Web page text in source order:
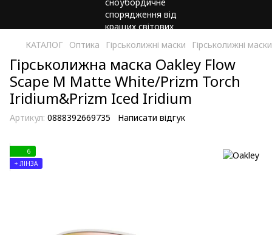
КАТАЛОГ Оптика Гірськолижні маски Гірськолижні
Гірськолижна маска Oakley Flow
Scape M Matte White/Prizm Torch
Iridium&Prizm Iced Iridium
Артикул: 0888392669735 Написати відгук
6
+ ЛІНЗА